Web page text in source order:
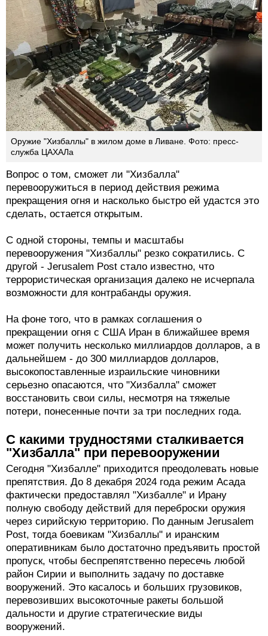
Оружие "Хизбаллы" в жилом доме в Ливане. Фото: пресс-
служба ЦАХАЛа
Вопрос о том, сможет ли "Хизбалла"
перевооружиться в период действия режима
прекращения огня и насколько быстро ей удастся это
сделать, остается открытым.
С одной стороны, темпы и масштабы
перевооружения "Хизбаллы" резко сократились. С
другой - Jerusalem Post стало известно, что
террористическая организация далеко не исчерпала
возможности для контрабанды оружия.
На фоне того, что в рамках соглашения о
прекращении огня с США Иран в ближайшее время
может получить несколько миллиардов долларов, а в
дальнейшем - до 300 миллиардов долларов,
высокопоставленные израильские чиновники
серьезно опасаются, что "Хизбалла" сможет
восстановить свои силы, несмотря на тяжелые
потери, понесенные почти за три последних года.
С какими трудностями сталкивается
"Хизбалла" при перевооружении
Сегодня "Хизбалле" приходится преодолевать новые
препятствия. До 8 декабря 2024 года режим Асада
фактически предоставлял "Хизбалле" и Ирану
полную свободу действий для переброски оружия
через сирийскую территорию. По данным Jerusalem
Post, тогда боевикам "Хизбаллы" и иранским
оперативникам было достаточно предъявить простой
пропуск, чтобы беспрепятственно пересечь любой
район Сирии и выполнить задачу по доставке
вооружений. Это касалось и больших грузовиков,
перевозивших высокоточные ракеты большой
дальности и другие стратегические виды
вооружений.